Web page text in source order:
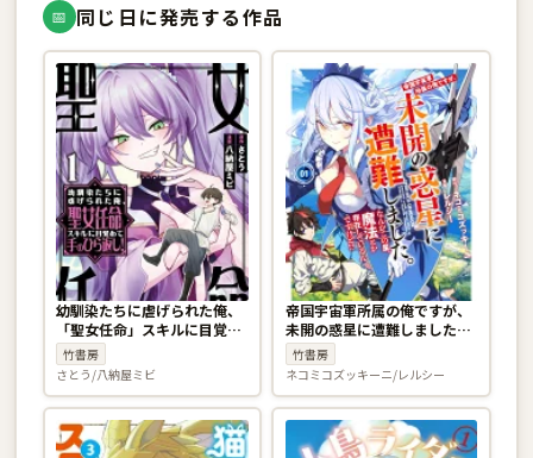
📅 同じ日に発売する作品
幼馴染たちに虐げられた俺、
「聖女任命」スキルに目覚め
て手のひら返し！ 1巻
竹書房
さとう/八納屋ミビ
帝国宇宙軍所属の俺ですが、
未開の惑星に遭難しました。
なんかこの星、魔法とか存在
しているんですけど!? 1巻
竹書房
ネコミコズッキーニ/レルシー